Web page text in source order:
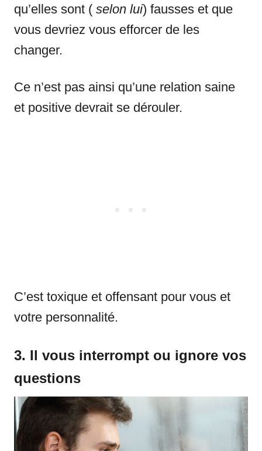
qu’elles sont ( selon lui) fausses et que
vous devriez vous efforcer de les
changer.
Ce n’est pas ainsi qu’une relation saine
et positive devrait se dérouler.
C’est toxique et offensant pour vous et
votre personnalité.
3. Il vous interrompt ou ignore vos
questions